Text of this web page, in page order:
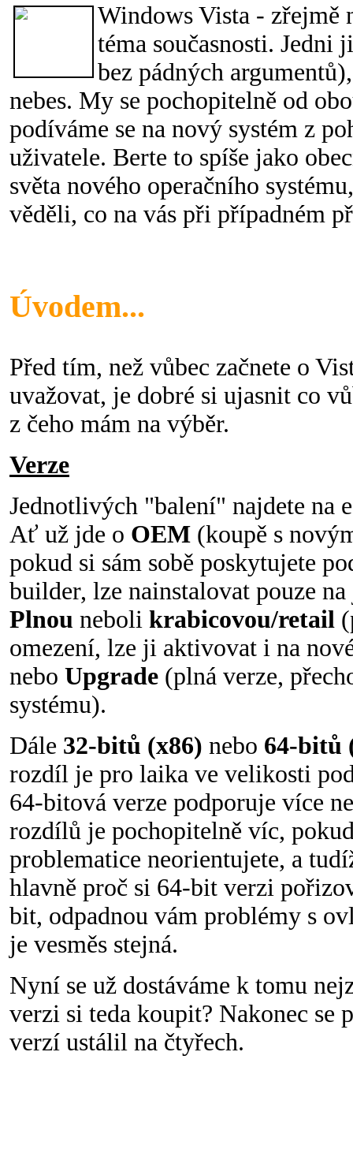
Windows Vista - zřejmě
téma současnosti. Jedni
bez pádných
nebes. My se pochopitelně od
podíváme se na nový systém z
uživatele. Berte to spíše jako
světa nového operačního
věděli, co na vás při případném
Úvodem...
Před tím, než vůbec začnete o
uvažovat, je dobré si ujasnit co
z čeho mám na výběr.
Verze
Jednotlivých "balení" najdete na
Ať už jde o OEM (koupě s
pokud si sám sobě poskytujete
builder, lze nainstalovat pouze
Plnou neboli krabicovou/retail
omezení, lze ji aktivovat i na
nebo Upgrade (plná verze,
systému).
Dále 32-bitů (x86) nebo 64-bitů
rozdíl je pro laika ve velikosti
64-bitová verze podporuje více
rozdílů je pochopitelně víc,
problematice neorientujete, a
hlavně proč si 64-bit verzi
bit, odpadnou vám problémy s
je vesměs stejná.
Nyní se už dostáváme k tomu
verzi si teda koupit? Nakonec se
verzí ustálil na čtyřech.